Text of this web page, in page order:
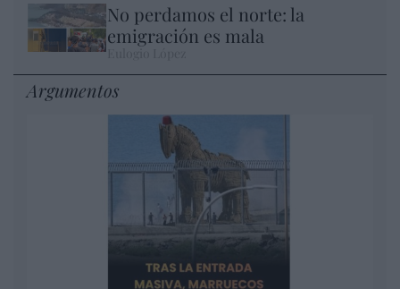
No perdamos el norte: la
emigración es mala
Argumentos